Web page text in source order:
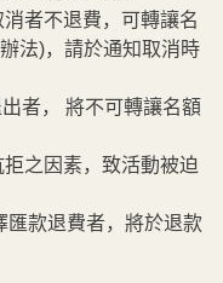
者不退費，可轉讓名
法)，請於通知取消時
者， 將不可轉讓名額
之因素，致活動被迫
款退費者，將於退款